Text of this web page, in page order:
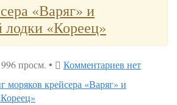
«Варяг» и
лодки «Кореец»
996 просм. •
Комментариев нет
моряков крейсера «Варяг» и